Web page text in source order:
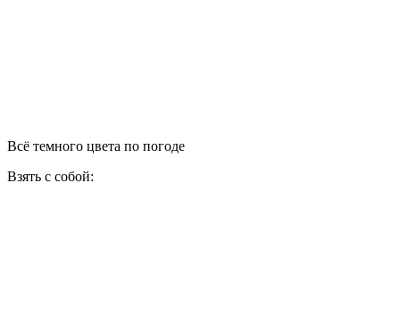
Всё темного цвета по погоде
Взять с собой: